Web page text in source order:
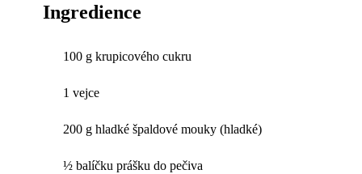
Ingredience
100 g krupicového cukru
1 vejce
200 g hladké špaldové mouky (hladké)
½ balíčku prášku do pečiva